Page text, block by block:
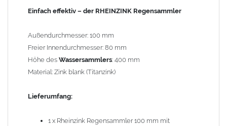
Einfach effektiv – der RHEINZINK Regensammler
Außendurchmesser: 100 mm
Freier Innendurchmesser: 80 mm
Höhe des Wassersammlers: 400 mm
Material: Zink blank (Titanzink)
Lieferumfang:
1 x Rheinzink Regensammler 100 mm mit